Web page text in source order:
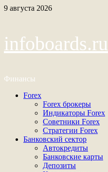
Перейти
9 августа 2026
infoboards.ru
Финансы
Основное
Forex
Forex брокеры
Индикаторы Forex
Советники Forex
Стратегии Forex
Банковский сектор
Автокредиты
Банковские карты
Депозиты